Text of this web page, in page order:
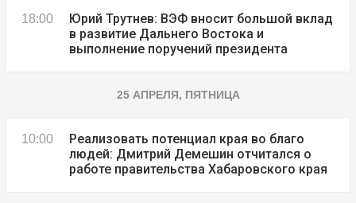
18:00
Юрий Трутнев: ВЭФ вносит большой вклад
в развитие Дальнего Востока и
выполнение поручений президента
25 АПРЕЛЯ, ПЯТНИЦА
10:00
Реализовать потенциал края во благо
людей: Дмитрий Демешин отчитался о
работе правительства Хабаровского края